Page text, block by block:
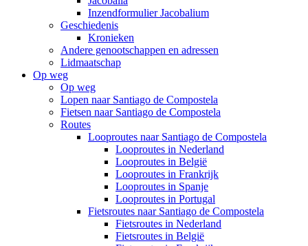
Inzendformulier Jacobalium
Geschiedenis
Kronieken
Andere genootschappen en adressen
Lidmaatschap
Op weg
Op weg
Lopen naar Santiago de Compostela
Fietsen naar Santiago de Compostela
Routes
Looproutes naar Santiago de Compostela
Looproutes in Nederland
Looproutes in België
Looproutes in Frankrijk
Looproutes in Spanje
Looproutes in Portugal
Fietsroutes naar Santiago de Compostela
Fietsroutes in Nederland
Fietsroutes in België